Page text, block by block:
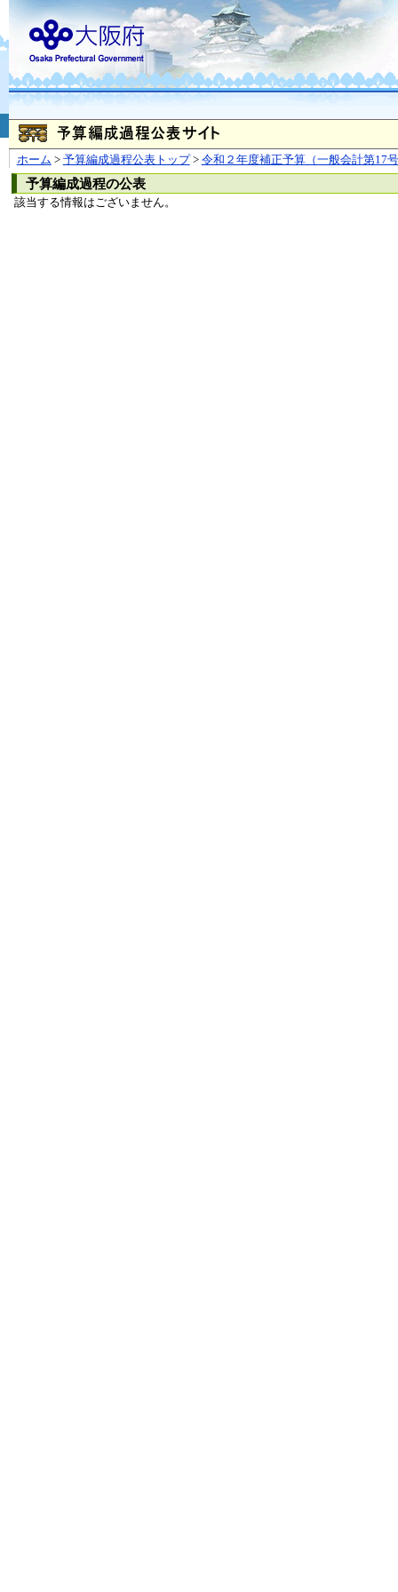
ホーム > 予算編成過程公表トップ> 令和２年度補正予算（一般会計第17
予算編成過程の公表
該当する情報はございません。
お問合せ
大阪府
（法人番号 4000020270008）
本庁 〒540-8570
大阪市
〒559-8555